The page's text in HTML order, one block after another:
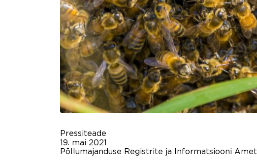
Pressiteade
19. mai 2021
Põllumajanduse Registrite ja Informatsiooni Amet